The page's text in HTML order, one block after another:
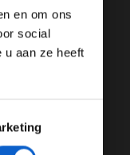
en om ons
social
u aan ze heeft